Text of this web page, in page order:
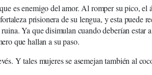
es enemigo del amor. Al romper su pico, el
prisionera de su lengua, y esta puede
Ya que disimulan cuando deberían estar
que hallan a su paso.
Y tales mujeres se asemejan también al